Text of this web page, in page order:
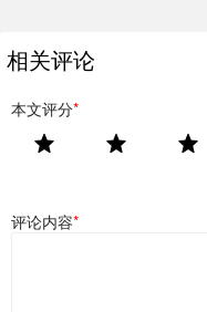
相关评论
本文评分*
评论内容*